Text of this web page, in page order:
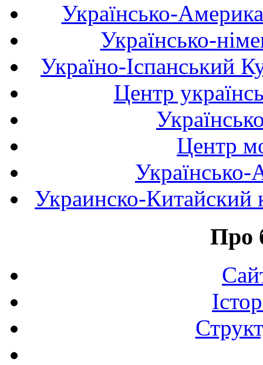
Українсько-
Українсько-
Україно-Іспанський
Центр
Центр
Українсько-
Украинско-Китайский
Про